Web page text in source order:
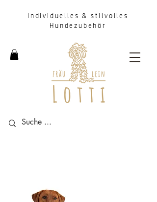
Individuelles & stilvolles
Hundezubehör